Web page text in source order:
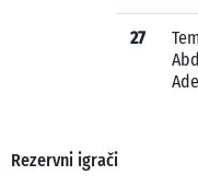
27
Rezervni igrači